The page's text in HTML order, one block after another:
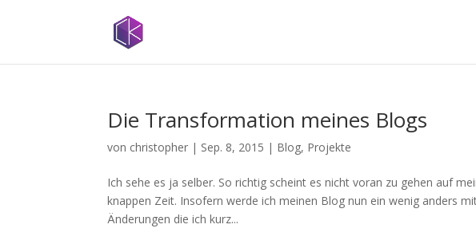
Die Transformation meines Blogs
von christopher | Sep. 8, 2015 | Blog, Projekte
Ich sehe es ja selber. So richtig scheint es nicht voran zu gehen auf
knappen Zeit. Insofern werde ich meinen Blog nun ein wenig anders
Änderungen die ich kurz...